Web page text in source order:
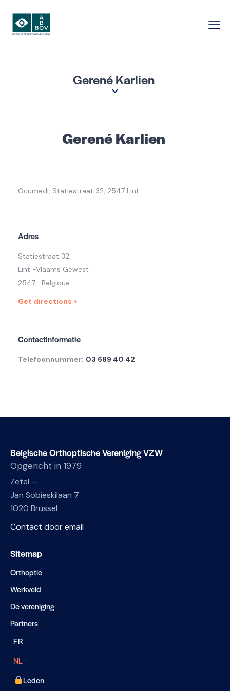
Gerené Karlien
Gerené Karlien
Ocumedi, Statiestraat 32, 2547 Lint
Adres
Statiestraat 32
Lint -Vlaams Gewest
2547- Belgique
Get directions >
Contactinformatie
Telefoonnummer: 03 689 40 42
Belgische Orthoptische Vereniging VZW
Opgericht in 1979
Zetel —
Jan Sobieskilaan 7
1020 Brussel
Contact door email
Sitemap
Orthoptie
Werkveld
De vereniging
Partners
FR
NL
Leden